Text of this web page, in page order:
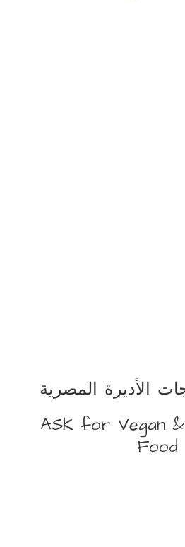
ASK for Vegan &
Food